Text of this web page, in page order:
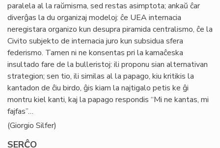
paralela al la raŭmisma, sed restas asimptota; ankaŭ ĉar
diverĝas la du organizaj modeloj: ĉe UEA internacia
neregistara organizo kun desupra piramida centralismo, ĉe la
Civito subjekto de internacia juro kun subsidua sfera
federismo. Tamen ni ne konsentas pri la kamaĉeska
insultado fare de la bulleristoj: ili proponu sian alternativan
strategion; sen tio, ili similas al la papago, kiu kritikis la
kantadon de ĉiu birdo, ĝis kiam la najtigalo petis ke ĝi
montru kiel kanti, kaj la papago respondis “Mi ne kantas, mi
fajfas”…
(Giorgio Silfer)
SERĈO